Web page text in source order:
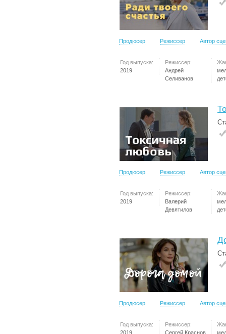
Продюсер Режиссер Автор
Год выпуска:
2019
Режиссер:
Андрей
Селиванов
Продюсер Режиссер Автор
Год выпуска:
2019
Режиссер:
Валерий
Девятилов
Продюсер Режиссер Автор
Год выпуска:
2019
Режиссер:
Сергей Краснов